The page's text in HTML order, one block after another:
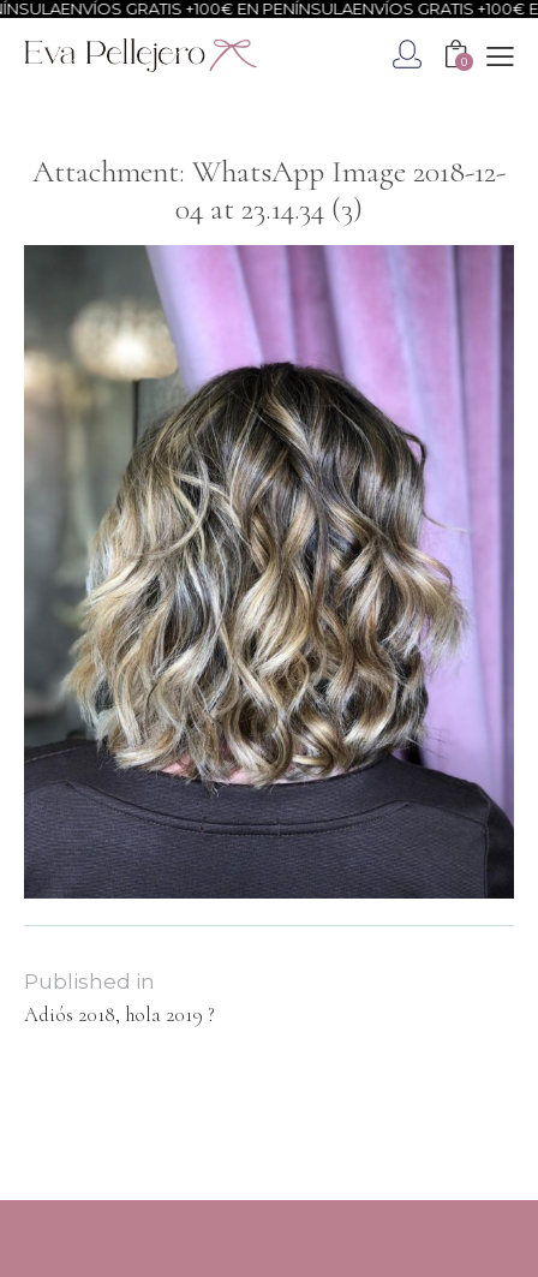
ENVÍOS GRATIS +100€ EN PENÍNSULAENVÍOS GRATIS +100€ EN
0
Attachment: WhatsApp Image 2018-12-
04 at 23.14.34 (3)
Published in
Adiós 2018, hola 2019 ?